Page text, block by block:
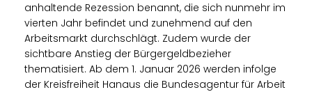
anhaltende Rezession benannt, die sich nunmehr im
vierten Jahr befindet und zunehmend auf den
Arbeitsmarkt durchschlägt. Zudem wurde der
sichtbare Anstieg der Bürgergeldbezieher
thematisiert. Ab dem 1. Januar 2026 werden infolge
der Kreisfreiheit Hanaus die Bundesagentur für Arbeit